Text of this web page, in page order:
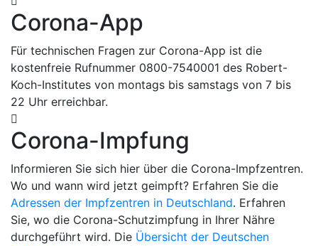
Corona-App
Für technischen Fragen zur Corona-App ist die
kostenfreie Rufnummer 0800-7540001 des Robert-
Koch-Institutes von montags bis samstags von 7 bis
22 Uhr erreichbar.
Corona-Impfung
Informieren Sie sich hier über die Corona-Impfzentren.
Wo und wann wird jetzt geimpft? Erfahren Sie die
Adressen der Impfzentren in Deutschland. Erfahren
Sie, wo die Corona-Schutzimpfung in Ihrer Nähre
durchgeführt wird. Die Übersicht der Deutschen